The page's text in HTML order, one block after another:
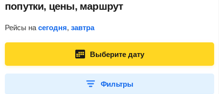
попутки, цены, маршрут
Рейсы на сегодня, завтра
Выберите дату
Фильтры